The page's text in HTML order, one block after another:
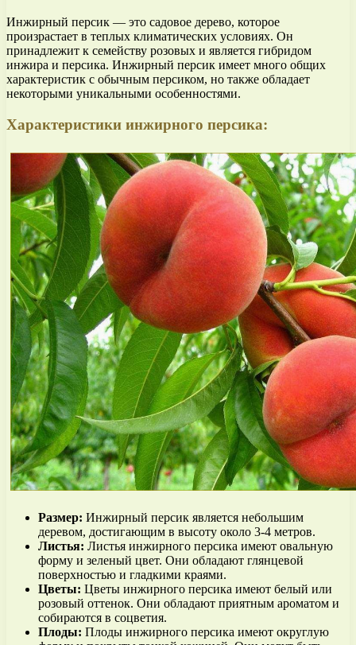
Инжирный персик — это садовое дерево, которое
произрастает в теплых климатических условиях. Он
принадлежит к семейству розовых и является гибридом
инжира и персика. Инжирный персик имеет много общих
характеристик с обычным персиком, но также обладает
некоторыми уникальными особенностями.
Характеристики инжирного персика:
Размер: Инжирный персик является небольшим
деревом, достигающим в высоту около 3-4 метров.
Листья: Листья инжирного персика имеют овальную
форму и зеленый цвет. Они обладают глянцевой
поверхностью и гладкими краями.
Цветы: Цветы инжирного персика имеют белый или
розовый оттенок. Они обладают приятным ароматом и
собираются в соцветия.
Плоды: Плоды инжирного персика имеют округлую